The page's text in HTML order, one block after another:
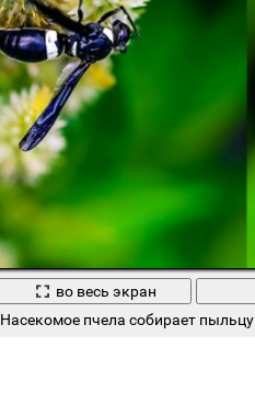
во весь экран
Насекомое пчела собирает пыльцу